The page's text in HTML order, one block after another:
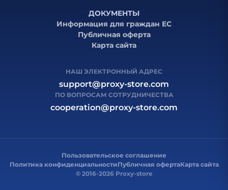
ДОКУМЕНТЫ
Информация для граждан ЕС
Публичная оферта
Карта сайта
НАШ ЭЛЕКТРОННЫЙ АДРЕС
support@proxy-store.com
ПО ВОПРОСАМ СОТРУДНИЧЕСТВА
cooperation@proxy-store.com
© 2016-2026 Proxy-store
Пользовательское соглашение
Политика конфиденциальностиПубличная офертаКарта сайта